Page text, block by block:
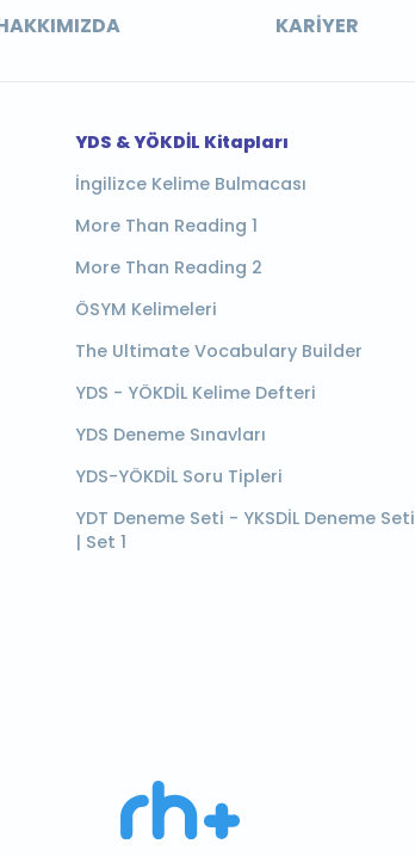
KARIYER
YDS & YÖKDİL Kitapları
İngilizce Kelime Bulmacası
More Than Reading 1
More Than Reading 2
ÖSYM Kelimeleri
The Ultimate Vocabulary Builder
YDS - YÖKDİL Kelime Defteri
YDS Deneme Sınavları
YDS-YÖKDİL Soru Tipleri
YDT Deneme Seti - YKSDİL Deneme Seti
| Set 1